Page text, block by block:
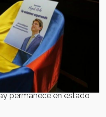
permanece en estado